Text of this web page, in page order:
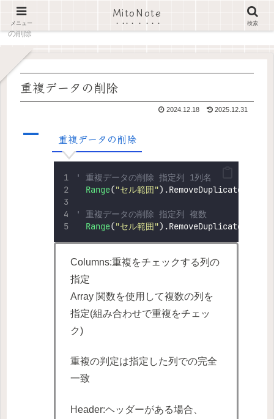
Excel VBA スニペット
重複データ
の削除
重複データの削除
2024.12.18 2025.12.31
A 重複データの削除
' 重複データの削除 指定列 1列名
Range("セル範囲").RemoveDuplicates
' 重複データの削除 指定列 複数
Range("セル範囲").RemoveDuplicates
Columns:重複をチェックする列の
指定
Array 関数を使用して複数の列を
指定(組み合わせで重複をチェッ
ク)
重複の判定は指定した列での完全
一致
Header:ヘッダーがある場合、
メニュー
MitoNote
検索